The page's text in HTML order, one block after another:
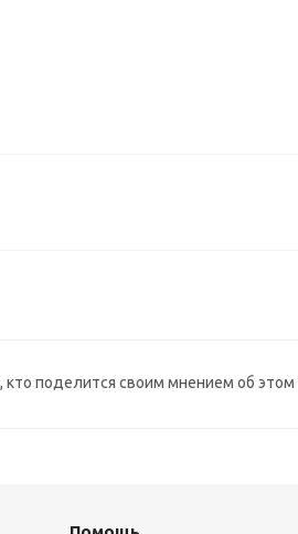
поделится своим мнением об этом